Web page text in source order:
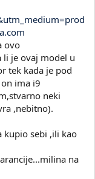
ovo
li je ovaj model u
tek kada je pod
ima i9
neki
,nebitno).
kupio sebi ,ili kao
na